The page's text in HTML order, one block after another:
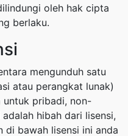
oleh hak cipta
berlaku.
mengunduh satu
atau perangkat lunak)
untuk pribadi, non-
hibah dari lisensi,
di bawah lisensi ini anda